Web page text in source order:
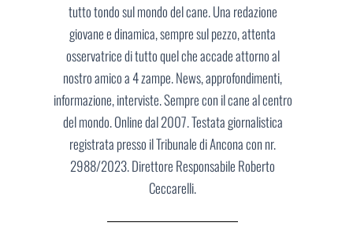
tutto tondo sul mondo del cane. Una redazione
giovane e dinamica, sempre sul pezzo, attenta
osservatrice di tutto quel che accade attorno al
nostro amico a 4 zampe. News, approfondimenti,
informazione, interviste. Sempre con il cane al centro
del mondo. Online dal 2007. Testata giornalistica
registrata presso il Tribunale di Ancona con nr.
2988/2023. Direttore Responsabile Roberto
Ceccarelli.